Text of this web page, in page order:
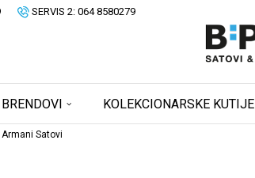
SERVIS 2: 064 8580279
BRENDOVI KOLEKCIONARSKE KUTIJE
Armani Satovi